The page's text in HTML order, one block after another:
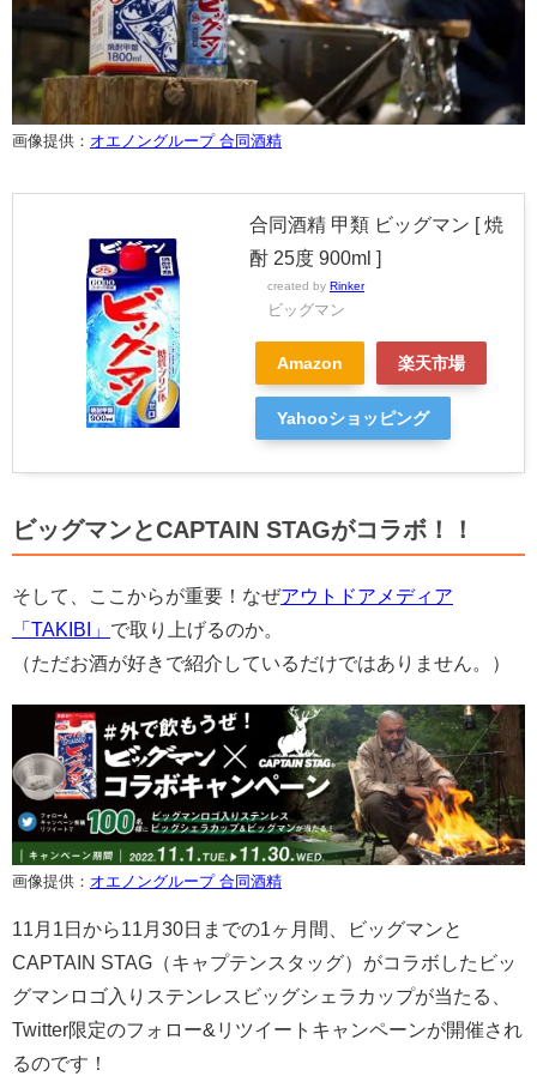
画像提供： オエノングループ 合同酒精
合同酒精 甲類 ビッグマン [ 焼
酎 25度 900ml ]
created by Rinker
ビッグマン
Amazon 楽天市場
Yahooショッピング
ビッグマンとCAPTAIN STAGがコラボ！！
そして、ここからが重要！なぜアウトドアメディア
「TAKIBI」 で取り上げるのか。
（ただお酒が好きで紹介しているだけではありません。）
画像提供： オエノングループ 合同酒精
11月1日から11月30日までの1ヶ月間、ビッグマンと
CAPTAIN STAG（キャプテンスタッグ）がコラボしたビッ
グマンロゴ入りステンレスビッグシェラカップが当たる、
Twitter限定のフォロー&リツイートキャンペーンが開催され
るのです！